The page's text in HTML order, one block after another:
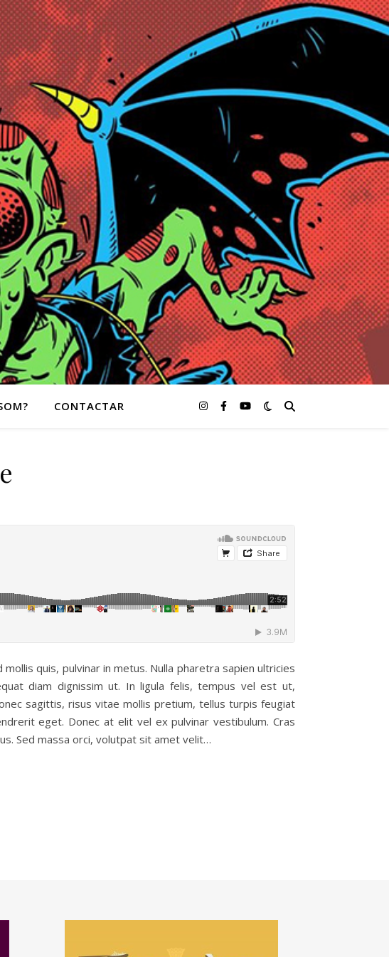
CONTACTAR
quis, pulvinar in metus. Nulla pharetra sapien ultricies
diam dignissim ut. In ligula felis, tempus vel est ut,
sagittis, risus vitae mollis pretium, tellus turpis feugiat
eget. Donec at elit vel ex pulvinar vestibulum. Cras
Sed massa orci, volutpat sit amet velit…